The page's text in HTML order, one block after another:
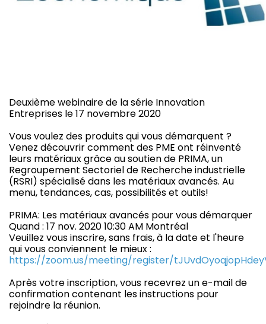
Deuxième webinaire de la série Innovation
Entreprises le 17 novembre 2020
Vous voulez des produits qui vous démarquent ?
Venez découvrir comment des PME ont réinventé
leurs matériaux grâce au soutien de PRIMA, un
Regroupement Sectoriel de Recherche industrielle
(RSRI) spécialisé dans les matériaux avancés. Au
menu, tendances, cas, possibilités et outils!
PRIMA: Les matériaux avancés pour vous démarquer
Quand : 17 nov. 2020 10:30 AM Montréal
Veuillez vous inscrire, sans frais, à la date et l'heure
qui vous conviennent le mieux :
https://zoom.us/meeting/register/
Après votre inscription, vous recevrez un e-mail de
confirmation contenant les instructions pour
rejoindre la réunion.